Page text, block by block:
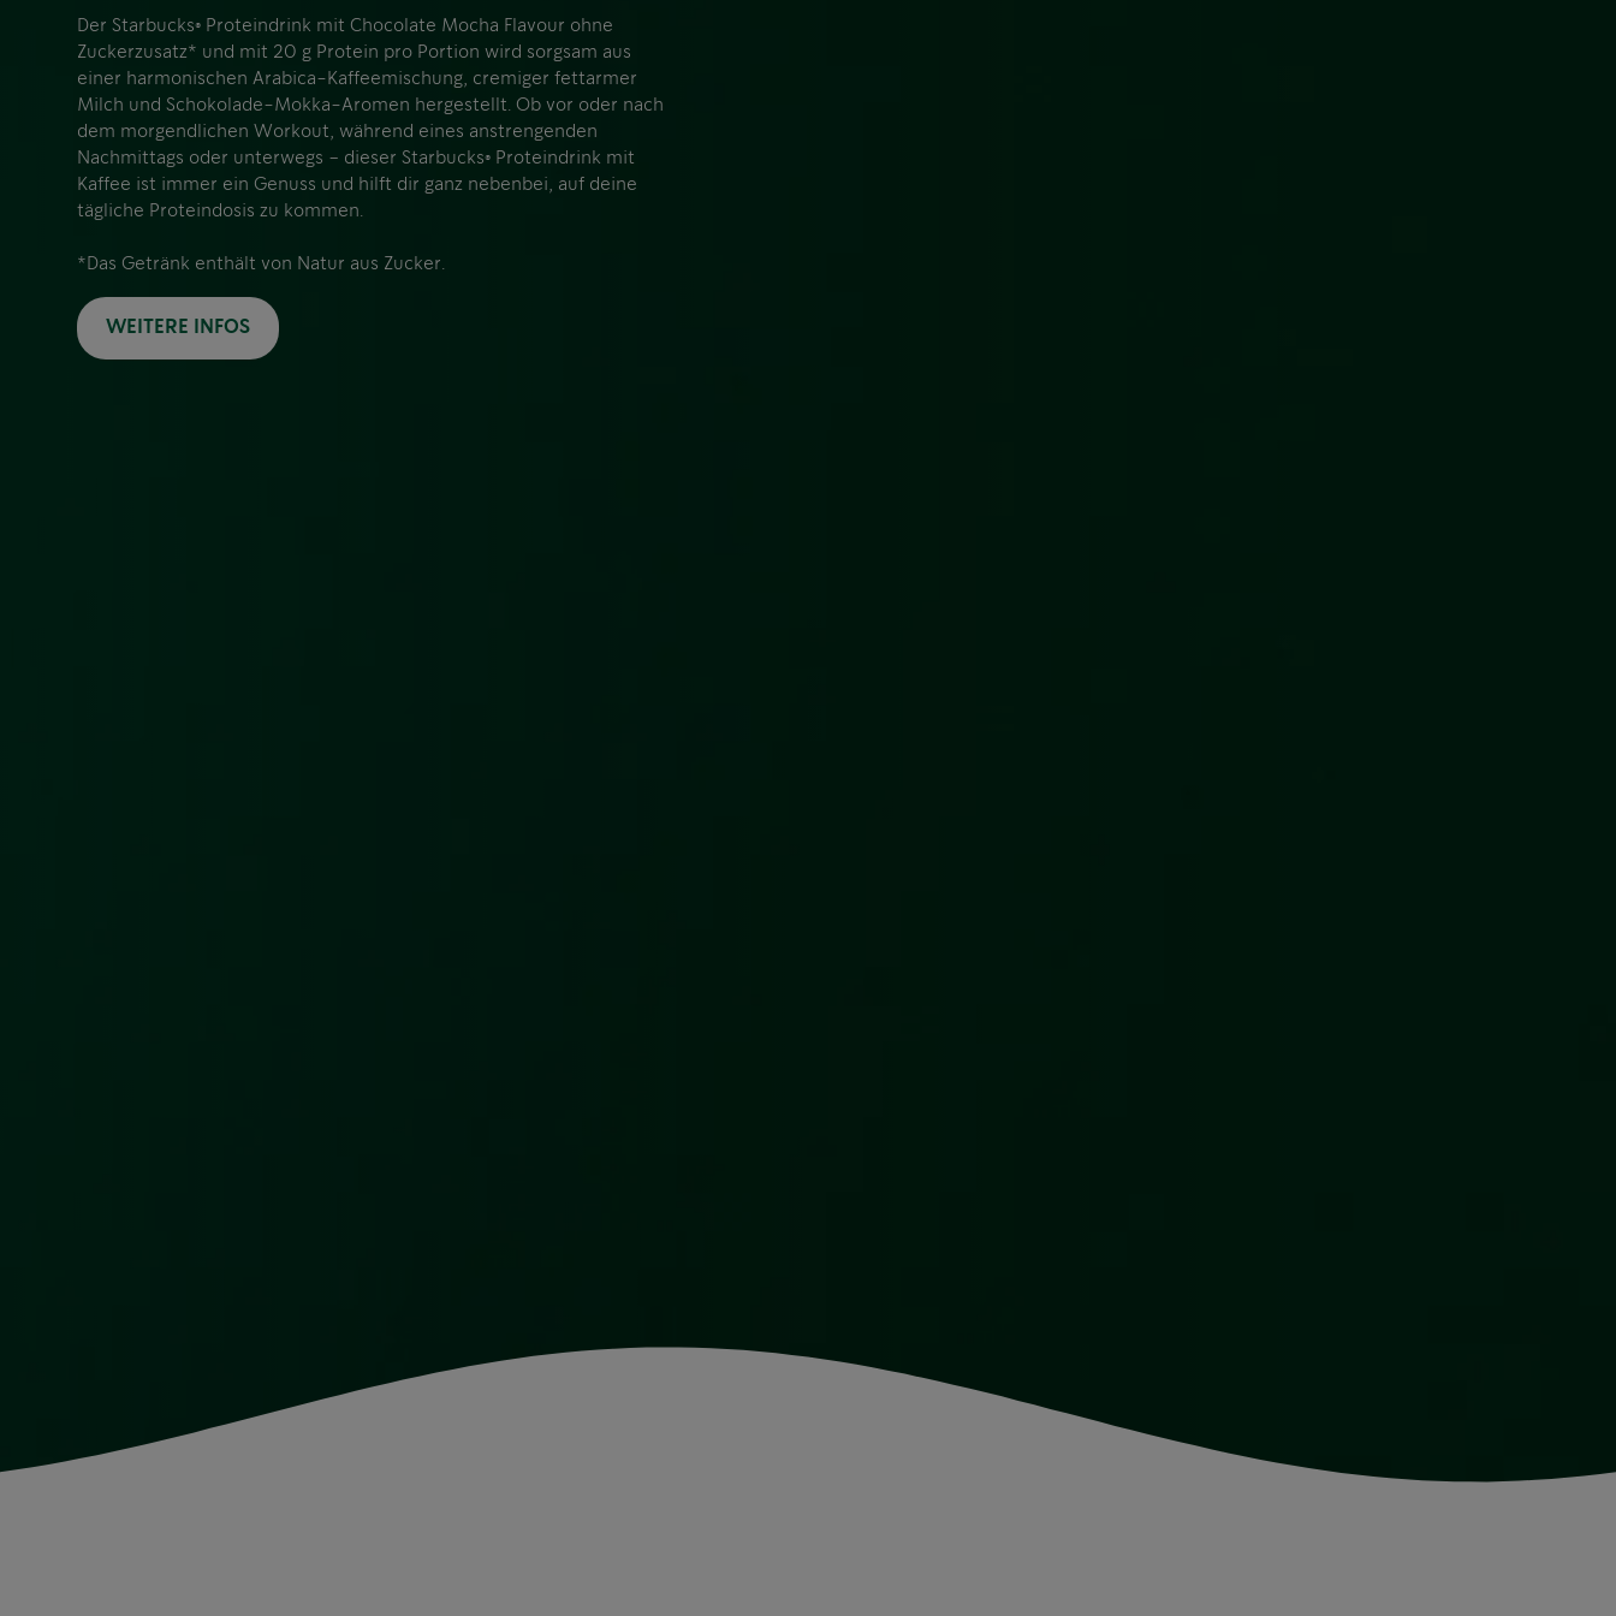
Der Starbucks® Proteindrink mit Chocolate Mocha Flavour ohne
Zuckerzusatz* und mit 20 g Protein pro Portion wird sorgsam aus
einer harmonischen Arabica-Kaffeemischung, cremiger fettarmer
Milch und Schokolade-Mokka-Aromen hergestellt. Ob vor oder nach
dem morgendlichen Workout, während eines anstrengenden
Nachmittags oder unterwegs – dieser Starbucks® Proteindrink mit
Kaffee ist immer ein Genuss und hilft dir ganz nebenbei, auf deine
tägliche Proteindosis zu kommen.
*Das Getränk enthält von Natur aus Zucker.
WEITERE INFOS